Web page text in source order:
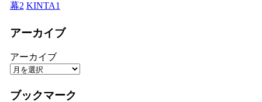
幕2 KINTA1
アーカイブ
アーカイブ
ブックマーク